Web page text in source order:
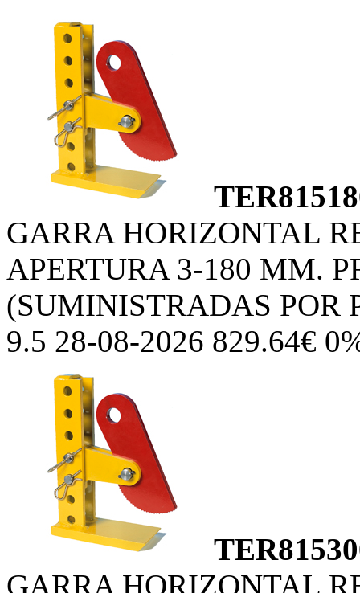
GARRA HORIZONTAL
APERTURA 3-180 MM.
(SUMINISTRADAS POR
9.5 28-08-2026 829.64€
GARRA HORIZONTAL